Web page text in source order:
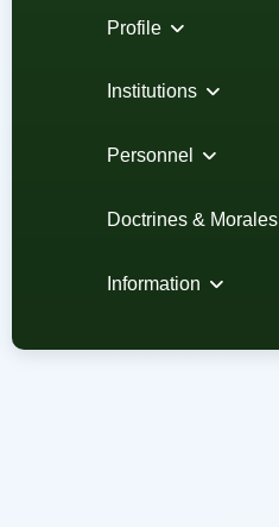
Profile
Institutions
Personnel
Doctrines & Morales
Information